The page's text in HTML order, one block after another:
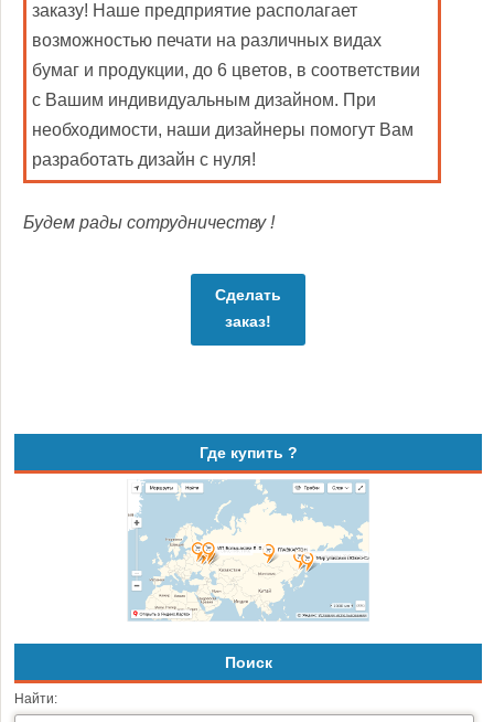
заказу! Наше предприятие располагает
возможностью печати на различных видах
бумаг и продукции, до 6 цветов, в соответствии
с Вашим индивидуальным дизайном. При
необходимости, наши дизайнеры помогут Вам
разработать дизайн с нуля!
Будем рады сотрудничеству !
Сделать
заказ!
Где купить ?
Поиск
Найти: